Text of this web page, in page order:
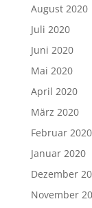
August 2020
Juli 2020
Juni 2020
Mai 2020
April 2020
März 2020
Februar 2020
Januar 2020
Dezember
November